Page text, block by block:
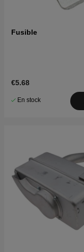
Fusible
€5.68
En stock